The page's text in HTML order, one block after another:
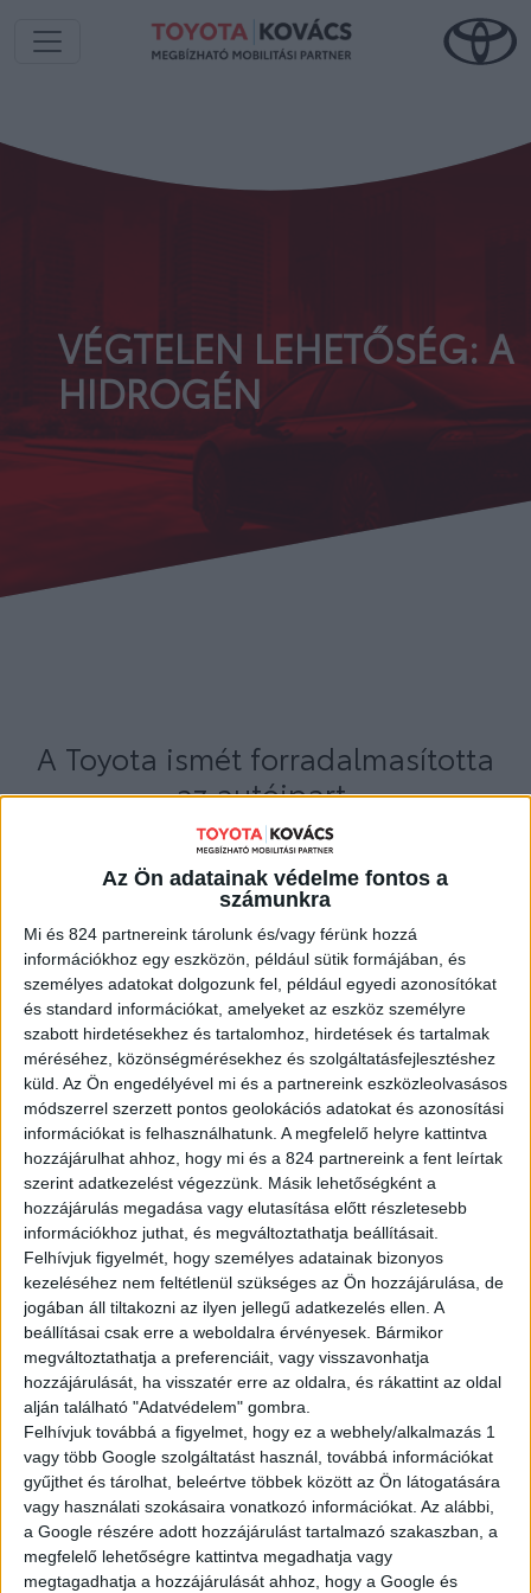
Az Ön adatainak védelme fontos a
számunkra
Mi és 824 partnereink tárolunk és/vagy férünk hozzá
információkhoz egy eszközön, például sütik formájában, és
személyes adatokat dolgozunk fel, például egyedi azonosítókat
és standard információkat, amelyeket az eszköz személyre
szabott hirdetésekhez és tartalomhoz, hirdetések és tartalmak
méréséhez, közönségmérésekhez és szolgáltatásfejlesztéshez
küld. Az Ön engedélyével mi és a partnereink eszközleolvasásos
módszerrel szerzett pontos geolokációs adatokat és azonosítási
információkat is felhasználhatunk. A megfelelő helyre kattintva
hozzájárulhat ahhoz, hogy mi és a 824 partnereink a fent leírtak
szerint adatkezelést végezzünk. Másik lehetőségként a
hozzájárulás megadása vagy elutasítása előtt részletesebb
információkhoz juthat, és megváltoztathatja beállításait.
Felhívjuk figyelmét, hogy személyes adatainak bizonyos
kezeléséhez nem feltétlenül szükséges az Ön hozzájárulása, de
jogában áll tiltakozni az ilyen jellegű adatkezelés ellen. A
beállításai csak erre a weboldalra érvényesek. Bármikor
megváltoztathatja a preferenciáit, vagy visszavonhatja
hozzájárulását, ha visszatér erre az oldalra, és rákattint az oldal
alján található "Adatvédelem" gombra.
Felhívjuk továbbá a figyelmet, hogy ez a webhely/alkalmazás 1
vagy több Google szolgáltatást használ, továbbá információkat
gyűjthet és tárolhat, beleértve többek között az Ön látogatására
vagy használati szokásaira vonatkozó információkat. Az alábbi,
a Google részére adott hozzájárulást tartalmazó szakaszban, a
megfelelő lehetőségre kattintva megadhatja vagy
megtagadhatja a hozzájárulását ahhoz, hogy a Google és
VÉGTELEN LEHETŐSÉG: A
HIDROGÉN
A Toyota ismét forradalmasította
az autóipart.
Két évtizeddel az első hibrid bemutatása után a Toyota
újra történelmet ír, bárki számára elérhetővé téve
a hidrogénhajtású autót. A Toyota Mirai második
generációja tiszta üzemű, hatékony és dinamikus,
miközben – akárcsak elődje – menet közben nem
szennyezi, hanem egyenesen tisztítja a levegőt. És
ez csupán az egyik módja a hidrogén hasznosításának.
Lépjen be velünk a már ma is elérhető forradalmi
megoldások világába!
Forradalom
A technológia, ami mindent megváltoztat
A Toyota már 1992-ben elkezdte a hibrid hajtások,
a hidrogénes technológiák és az elektromos hajtásláncok
kutatását és fejlesztését. Négy évvel később
megszületett az akkori RAV4 modellre épülő első
üzemanyagcellás prototípus. Bár a hibridek gyorsan
megjelentek és népszerűvé is váltak, a hidrogénhajtás
fejlesztése nem állt meg, sőt időközben a Toyota a lehető
legtökéletesebbre csiszolta.
TOVÁBBI INFORMÁCIÓ
Hirdogén
A természetesen tökéletes üzemanyag
A Toyota innovatív technológiája valójában egy évszázadok
óta ismert elektrokémiai folyamat, az elektrolízis
megfordítására épül. Az üzemanyagcella a világegyetem
leggyakoribb elemét, a hidrogént használja; ha ezt a gázt
a levegő oxigénjével vegyítik egy folyamatban, akkor